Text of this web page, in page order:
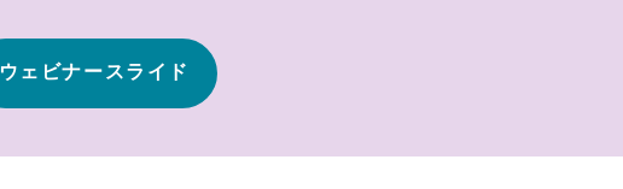
ウェビナースライド